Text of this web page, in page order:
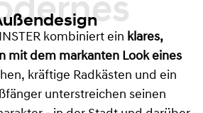
kombiniert ein klares,
mit dem markanten Look eines
kräftige Radkästen und ein
unterstreichen seinen